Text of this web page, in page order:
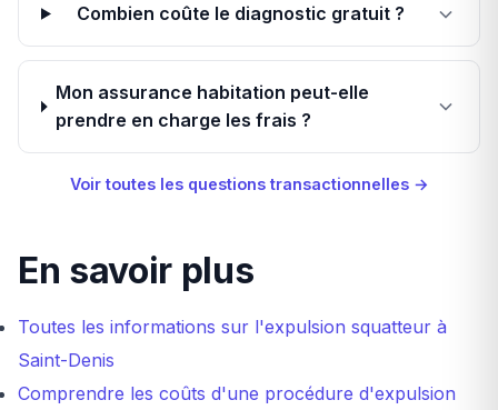
Combien coûte le diagnostic gratuit ?
Mon assurance habitation peut-elle
prendre en charge les frais ?
Voir toutes les questions transactionnelles →
En savoir plus
Toutes les informations sur l'expulsion squatteur à
Saint-Denis
Comprendre les coûts d'une procédure d'expulsion